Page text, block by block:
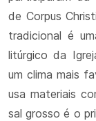
de Corpus
tradicional é
litúrgico da
um clima mais
usa materiais
sal grosso é o